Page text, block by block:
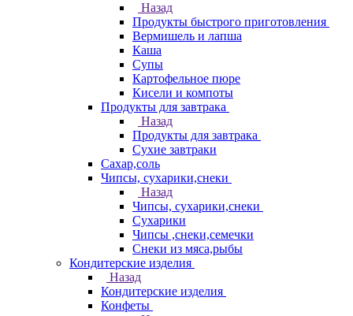
Назад
Продукты быстрого приготовления
Вермишель и лапша
Каша
Супы
Картофельное пюре
Кисели и компоты
Продукты для завтрака
Назад
Продукты для завтрака
Сухие завтраки
Сахар,соль
Чипсы, сухарики,снеки
Назад
Чипсы, сухарики,снеки
Сухарики
Чипсы ,снеки,семечки
Снеки из мяса,рыбы
Кондитерские изделия
Назад
Кондитерские изделия
Конфеты